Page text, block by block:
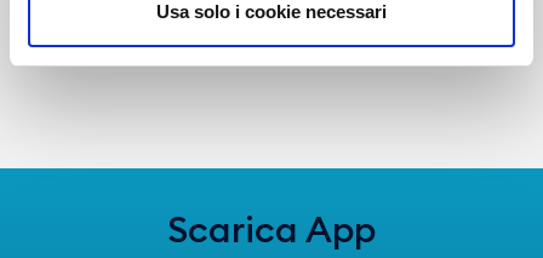
Usa solo i cookie necessari
Scarica App